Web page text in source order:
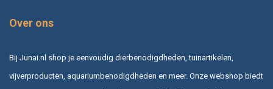
Over ons
Bij Junai.nl shop je eenvoudig dierbenodigdheden, tuinartikelen,
vijverproducten, aquariumbenodigdheden en meer. Onze webshop biedt